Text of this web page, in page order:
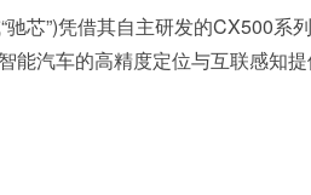
芯”)凭借其自主研发的CX500系
能汽车的高精度定位与互联感知